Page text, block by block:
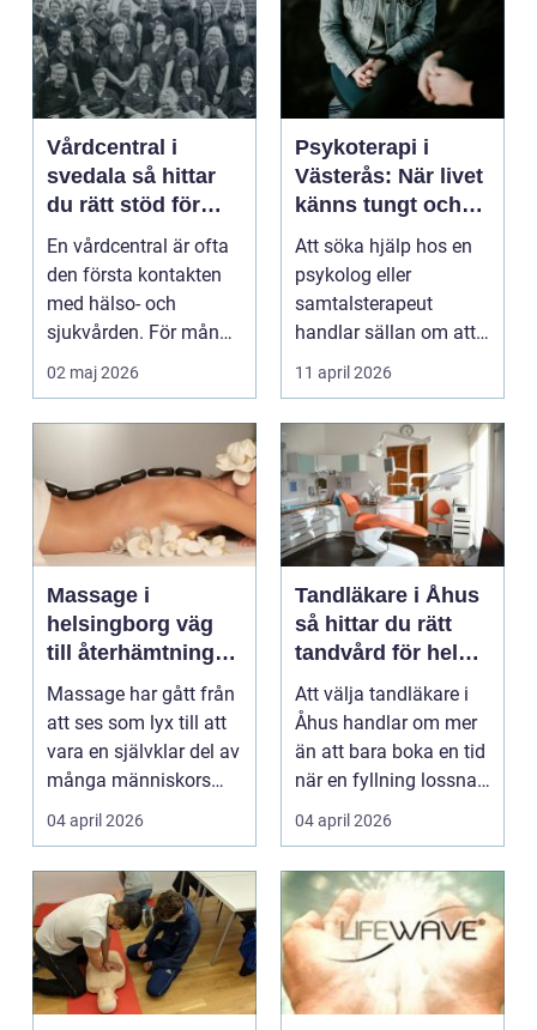
Vårdcentral i
svedala så hittar
du rätt stöd för
hela familjen
En vårdcentral är ofta
den första kontakten
med hälso- och
sjukvården. För många
i Svedala handlar v...
02 maj 2026
Psykoterapi i
Västerås: När livet
känns tungt och
du behöver prata
med någon
Att söka hjälp hos en
psykolog eller
samtalsterapeut
handlar sällan om att
vara svag....
11 april 2026
Massage i
helsingborg väg
till återhämtning
och hållbar hälsa
Massage har gått från
att ses som lyx till att
vara en självklar del av
många människors
friskvård. ...
04 april 2026
Tandläkare i Åhus
så hittar du rätt
tandvård för hela
familjen
Att välja tandläkare i
Åhus handlar om mer
än att bara boka en tid
när en fyllning lossnar
eller en ...
04 april 2026